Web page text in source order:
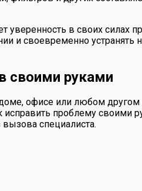
уверенность в своих силах
и своевременно устранять
своими руками
доме, офисе или любом
исправить проблему своими
специалиста.